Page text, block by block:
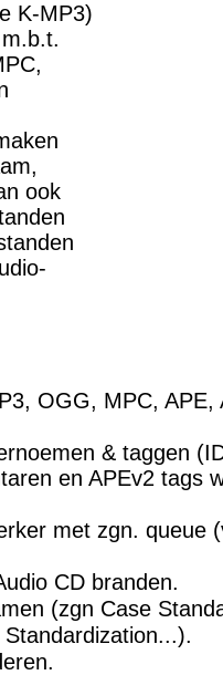
K-MP3)
ook
OGG, MPC, APE,
& taggen
en APEv2 tags
met zgn. queue
CD branden.
(zgn Case